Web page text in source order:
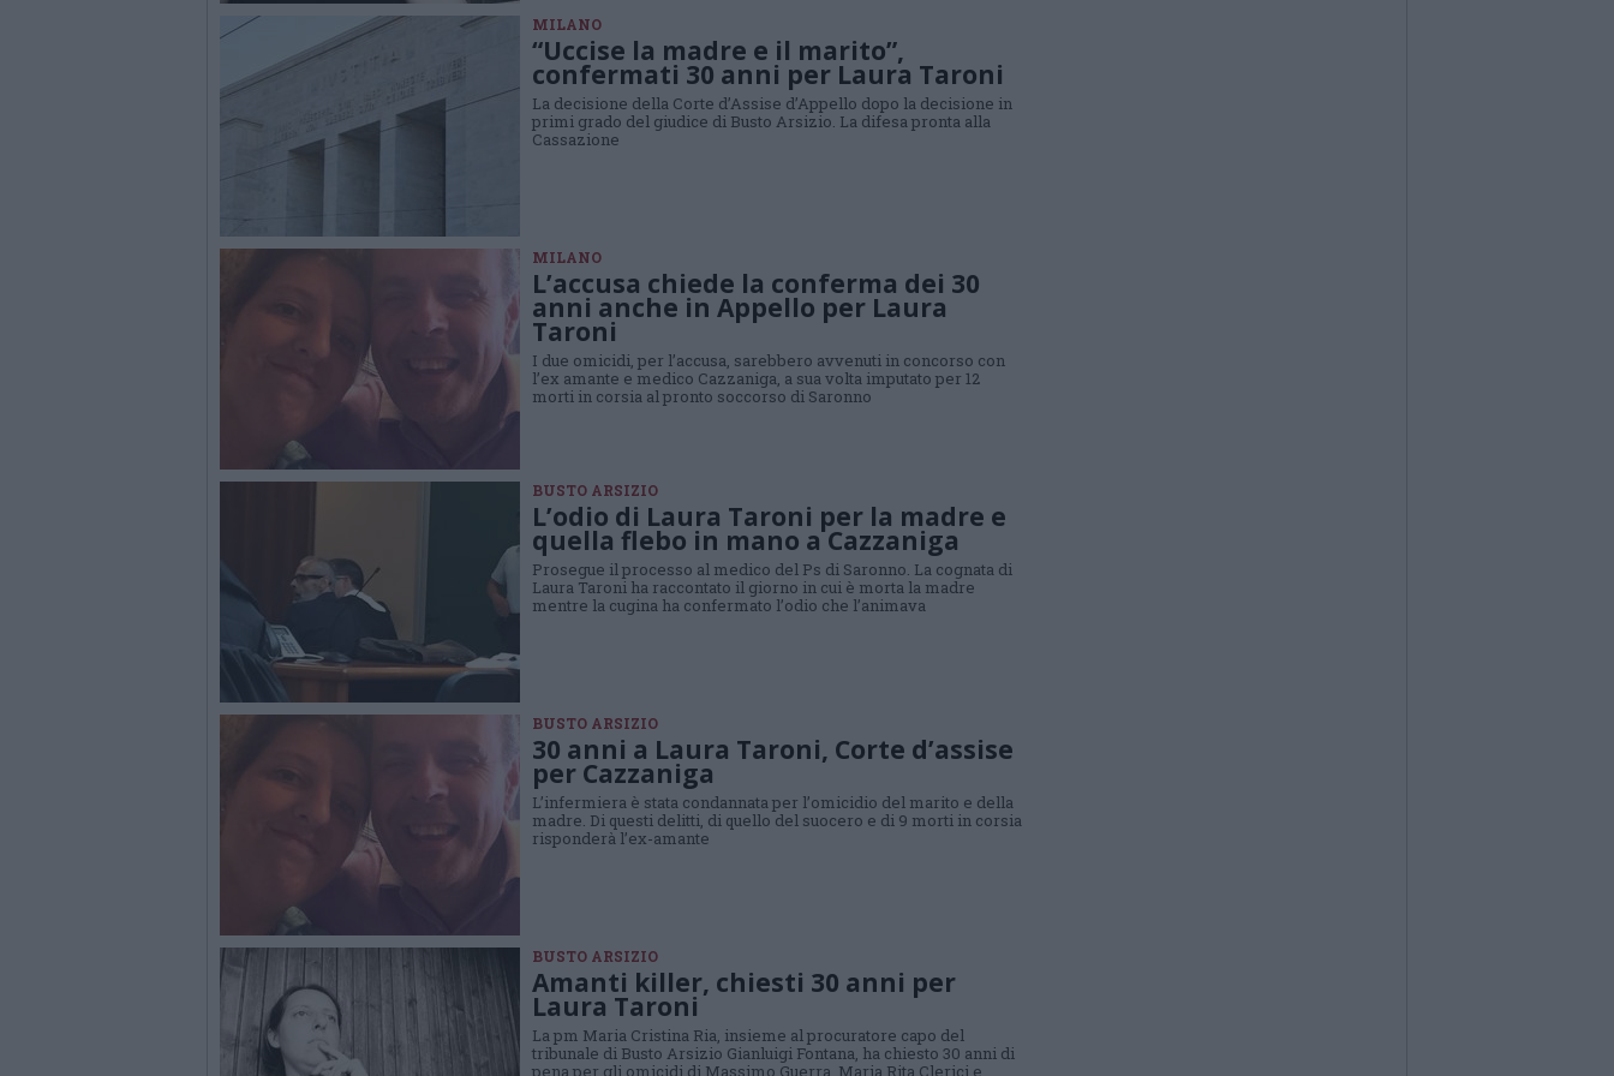
MILANO
“Uccise la madre e il marito”,
confermati 30 anni per Laura Taroni
La decisione della Corte d’Assise d’Appello dopo la decisione in
primi grado del giudice di Busto Arsizio. La difesa pronta alla
Cassazione
MILANO
L’accusa chiede la conferma dei 30
anni anche in Appello per Laura
Taroni
I due omicidi, per l’accusa, sarebbero avvenuti in concorso con
l’ex amante e medico Cazzaniga, a sua volta imputato per 12
morti in corsia al pronto soccorso di Saronno
BUSTO ARSIZIO
L’odio di Laura Taroni per la madre e
quella flebo in mano a Cazzaniga
Prosegue il processo al medico del Ps di Saronno. La cognata di
Laura Taroni ha raccontato il giorno in cui è morta la madre
mentre la cugina ha confermato l’odio che l’animava
BUSTO ARSIZIO
30 anni a Laura Taroni, Corte d’assise
per Cazzaniga
L’infermiera è stata condannata per l’omicidio del marito e della
madre. Di questi delitti, di quello del suocero e di 9 morti in corsia
risponderà l’ex-amante
BUSTO ARSIZIO
Amanti killer, chiesti 30 anni per
Laura Taroni
La pm Maria Cristina Ria, insieme al procuratore capo del
tribunale di Busto Arsizio Gianluigi Fontana, ha chiesto 30 anni di
pena per gli omicidi di Massimo Guerra, Maria Rita Clerici e